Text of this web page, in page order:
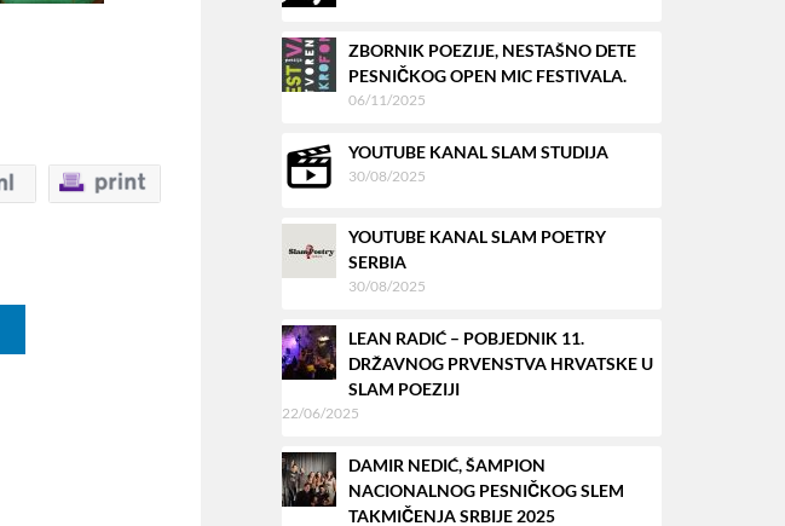
ZBORNIK POEZIJE, NESTAŠNO DETE
PESNIČKOG OPEN MIC FESTIVALA.
06/11/2025
YOUTUBE KANAL SLAM STUDIJA
30/08/2025
YOUTUBE KANAL SLAM POETRY
SERBIA
30/08/2025
LEAN RADIĆ – POBJEDNIK 11.
DRŽAVNOG PRVENSTVA HRVATSKE U
SLAM POEZIJI
22/06/2025
DAMIR NEDIĆ, ŠAMPION
NACIONALNOG PESNIČKOG SLEM
TAKMIČENJA SRBIJE 2025